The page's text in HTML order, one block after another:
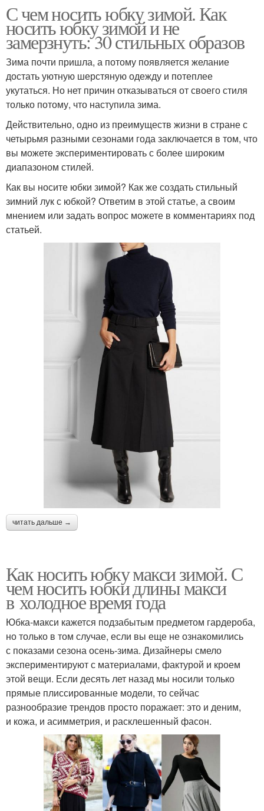
С чем носить юбку зимой. Как
носить юбку зимой и не
замерзнуть: 30 стильных образов
Зима почти пришла, а потому появляется желание
достать уютную шерстяную одежду и потеплее
укутаться. Но нет причин отказываться от своего стиля
только потому, что наступила зима.
Действительно, одно из преимуществ жизни в стране с
четырьмя разными сезонами года заключается в том, что
вы можете экспериментировать с более широким
диапазоном стилей.
Как вы носите юбки зимой? Как же создать стильный
зимний лук с юбкой? Ответим в этой статье, а своим
мнением или задать вопрос можете в комментариях под
статьей.
читать дальше →
Как носить юбку макси зимой. С
чем носить юбки длины макси
в холодное время года
Юбка-макси кажется подзабытым предметом гардероба,
но только в том случае, если вы еще не ознакомились
с показами сезона осень-зима. Дизайнеры смело
экспериментируют с материалами, фактурой и кроем
этой вещи. Если десять лет назад мы носили только
прямые плиссированные модели, то сейчас
разнообразие трендов просто поражает: это и деним,
и кожа, и асимметрия, и расклешенный фасон.